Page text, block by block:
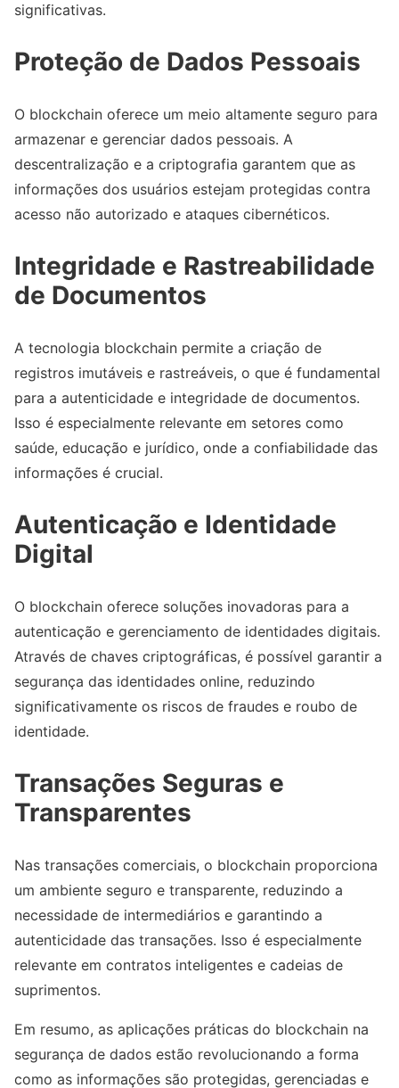
significativas.
Proteção de Dados Pessoais
O blockchain oferece um meio altamente seguro para
armazenar e gerenciar dados pessoais. A
descentralização e a criptografia garantem que as
informações dos usuários estejam protegidas contra
acesso não autorizado e ataques cibernéticos.
Integridade e Rastreabilidade
de Documentos
A tecnologia blockchain permite a criação de
registros imutáveis e rastreáveis, o que é fundamental
para a autenticidade e integridade de documentos.
Isso é especialmente relevante em setores como
saúde, educação e jurídico, onde a confiabilidade das
informações é crucial.
Autenticação e Identidade
Digital
O blockchain oferece soluções inovadoras para a
autenticação e gerenciamento de identidades digitais.
Através de chaves criptográficas, é possível garantir a
segurança das identidades online, reduzindo
significativamente os riscos de fraudes e roubo de
identidade.
Transações Seguras e
Transparentes
Nas transações comerciais, o blockchain proporciona
um ambiente seguro e transparente, reduzindo a
necessidade de intermediários e garantindo a
autenticidade das transações. Isso é especialmente
relevante em contratos inteligentes e cadeias de
suprimentos.
Em resumo, as aplicações práticas do blockchain na
segurança de dados estão revolucionando a forma
como as informações são protegidas, gerenciadas e